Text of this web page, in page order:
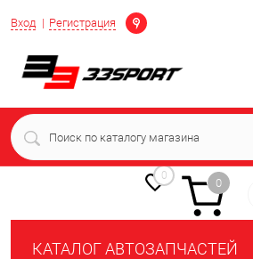
Вход Регистрация
Определение
0
0
КАТАЛОГ АВТОЗАПЧАСТЕЙ